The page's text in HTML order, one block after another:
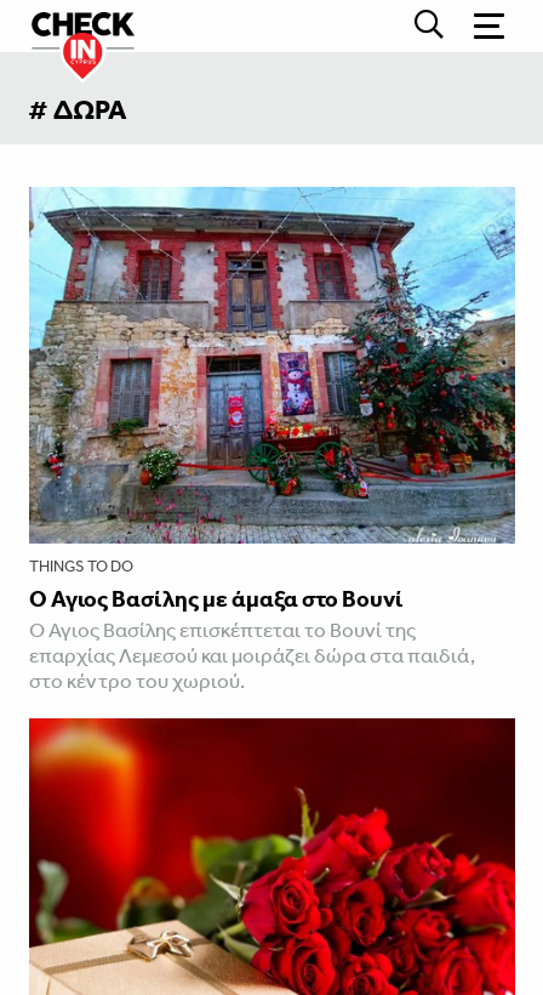
# ΔΩΡΑ
THINGS TO DO
Ο Άγιος Βασίλης με άμαξα στο Βουνί
Ο Άγιος Βασίλης επισκέπτεται το Βουνί της
επαρχίας Λεμεσού και μοιράζει δώρα στα παιδιά,
στο κέντρο του χωριού.